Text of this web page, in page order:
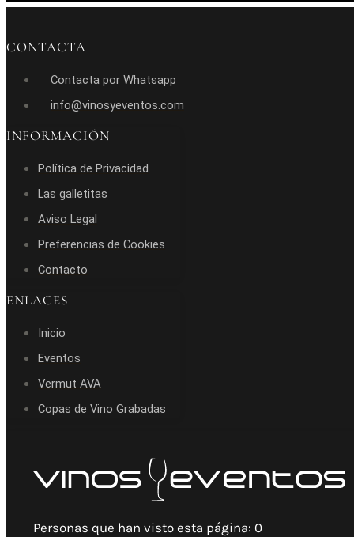
CONTACTA
Contacta por Whatsapp
info@vinosyeventos.com
INFORMACIÓN
Política de Privacidad
Las galletitas
Aviso Legal
Preferencias de Cookies
Contacto
ENLACES
Inicio
Eventos
Vermut AVA
Copas de Vino Grabadas
Personas que han visto esta página: 0